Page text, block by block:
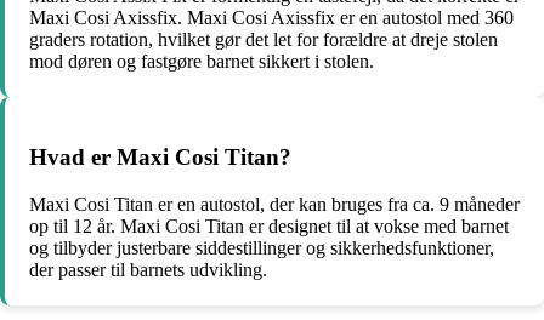
Maxi Cosi Axissfix. Maxi Cosi Axissfix er en autostol med 360
graders rotation, hvilket gør det let for forældre at dreje stolen
mod døren og fastgøre barnet sikkert i stolen.
Hvad er Maxi Cosi Titan?
Maxi Cosi Titan er en autostol, der kan bruges fra ca. 9 måneder
op til 12 år. Maxi Cosi Titan er designet til at vokse med barnet
og tilbyder justerbare siddestillinger og sikkerhedsfunktioner,
der passer til barnets udvikling.